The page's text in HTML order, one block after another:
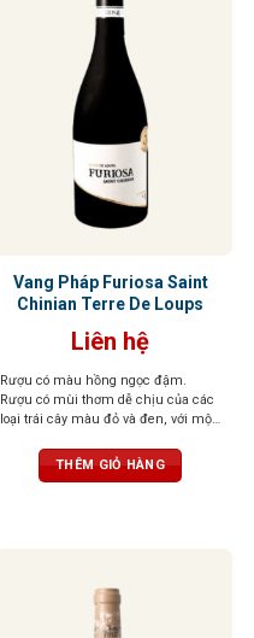
Vang Pháp Furiosa Saint
Chinian Terre De Loups
Liên hệ
Rượu có màu hồng ngọc đậm.
Rượu có mùi thơm dễ chịu của các
loại trái cây màu đỏ và đen, với một
nhàng. Vòm miệng được tráng rất
cân đối và thể hiện rất nhiều sự
THÊM GIỎ HÀNG